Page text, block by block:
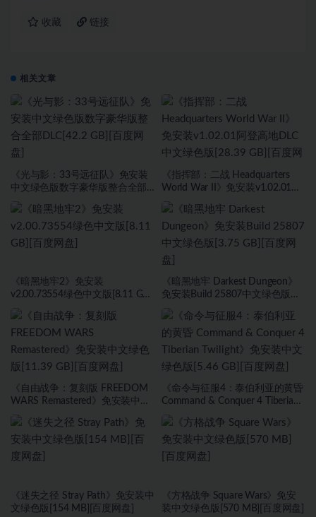
收藏 链接
相关文章
《光与影：33号远征队》免安装
中文绿色版数字豪华版整合全部
《指挥部：二战 Headquarters
World War II》免安装v1.02.01阿
[百度网盘]
《暗黑地牢2》免安装
v2.00.73554绿色中文版[8.11 GB]
《暗黑地牢 Darkest Dungeon》
免安装Build 25807中文绿色版
《自由战争：复刻版 FREEDOM
WARS Remastered》免安装中文
《命令与征服4：泰伯利亚的黄昏
Command & Conquer 4 Tiberian
GB][百度网盘]
《迷失之径 Stray Path》免安装中
文绿色版[154 MB][百度网盘]
《方格战争 ⁤Square Wars》免安
装中文绿色版[570 MB][百度网盘]